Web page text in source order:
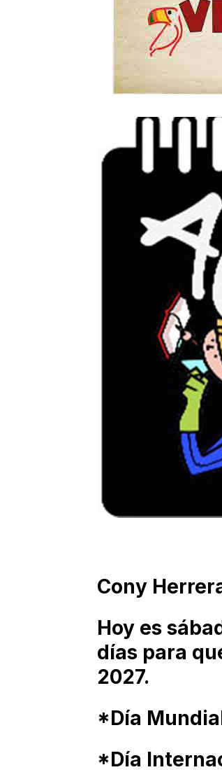
Cony
Hoy es
días para
2027.
*Día
*Día